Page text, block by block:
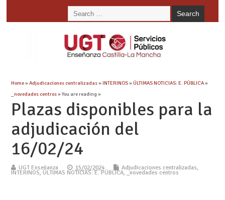
Home»Adjudicaciones centralizadas»INTERINOS»ÚLTIMAS NOTICIAS: E. PÚBLICA»
_novedades centros» You are reading »
Plazas disponibles para la
adjudicación del
16/02/24
UGT Enseñanza 15/02/2024 Adjudicaciones centralizadas,
INTERINOS, ÚLTIMAS NOTICIAS: E. PÚBLICA, _novedades centros